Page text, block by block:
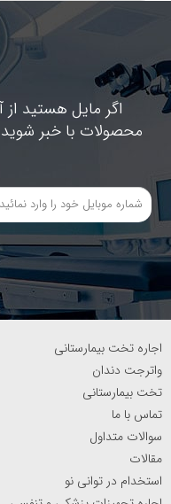
اگر مایل هستید
محصولات با خبر
اجاره تخت بیمارستانی
واترجت دندان
تخت بیمارستانی
تماس با ما
سوالات متداول
مقالات
استخدام در توانی نو